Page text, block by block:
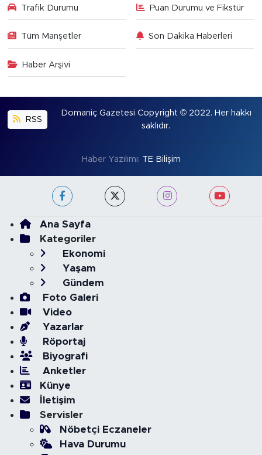
Trafik Durumu Puan Durumu ve Fikstür
Tüm Manşetler Son Dakika Haberleri
Haber Arşivi
RSS
Domaniç Gazetesi Copyright © 2022. Her hakkı
saklıdır.
Haber Yazılımı: TE Bilişim
Ana Sayfa
Kategoriler
Ekonomi
Yaşam
Gündem
Foto Galeri
Video
Yazarlar
Röportaj
Biyografi
Anketler
Künye
İletişim
Servisler
Nöbetçi Eczaneler
Hava Durumu